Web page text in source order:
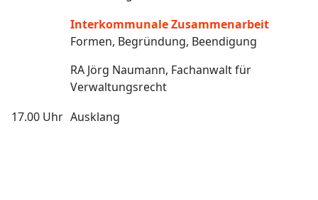
Interkommunale Zusammenarbeit
Formen, Begründung, Beendigung
RA Jörg Naumann, Fachanwalt für
Verwaltungsrecht
17.00 Uhr Ausklang